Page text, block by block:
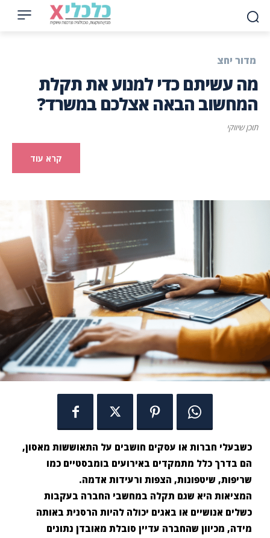
מדור יחצ
מה עשיתם כדי למנוע את תקלת
המחשוב הבאה אצלכם במשרד?
תוכן שיווקי
קרא עוד
כשבעלי חברות או עסקים חושבים על התאוששות מאסון,
הם בדרך כלל מתמקדים באירועים בומבסטיים כמו
שריפות, שיטפונות, הצפות ורעידות אדמה.
המציאות היא שגם תקלה במחשבי החברה בעקבות
כשלים אנושיים או באגים יכולה להיות הרסנית באותה
מידה, מכיוון שהחברה עדיין סובלת מאובדן נתונים